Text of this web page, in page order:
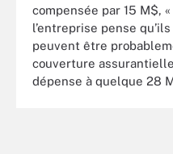
compensée par 15 M$,
l’entreprise pense
peuvent être
couverture
dépense à quelque 28